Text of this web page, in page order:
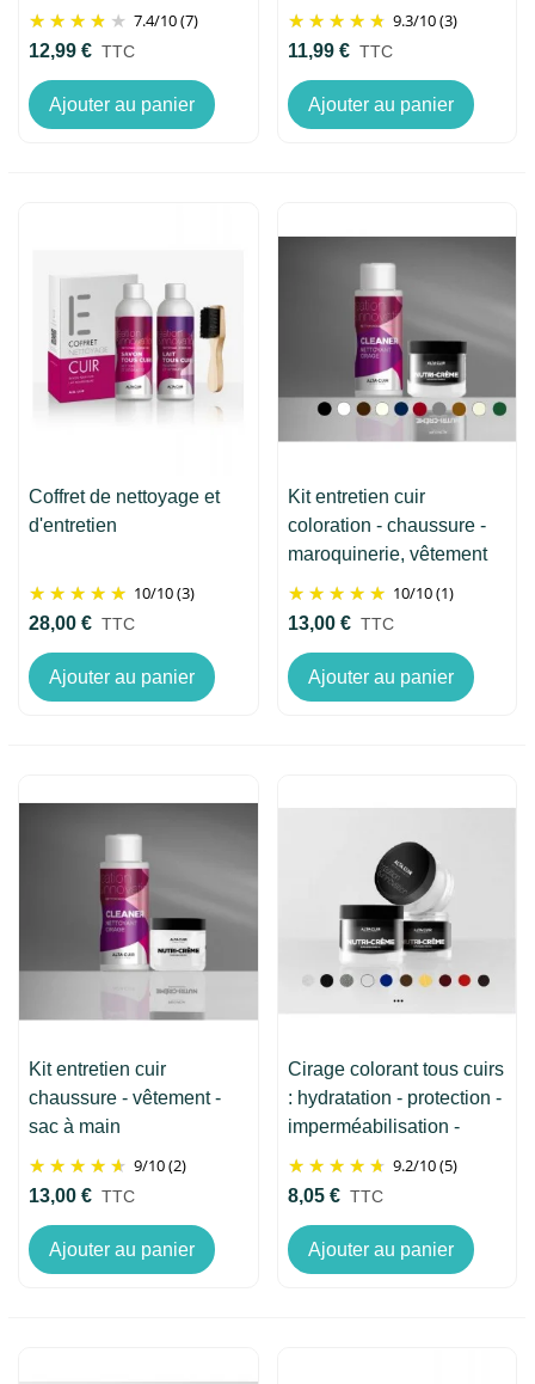
7.4/10(7)
12,99 € TTC
Ajouter au panier
9.3/10(3)
11,99 € TTC
Ajouter au panier
Coffret de nettoyage et
d'entretien
10/10(3)
28,00 € TTC
Ajouter au panier
Kit entretien cuir
coloration - chaussure -
maroquinerie, vêtement
10/10(1)
13,00 € TTC
Ajouter au panier
Kit entretien cuir
chaussure - vêtement -
sac à main
9/10(2)
13,00 € TTC
Ajouter au panier
Cirage colorant tous cuirs
: hydratation - protection -
imperméabilisation -
brillance
9.2/10(5)
8,05 € TTC
Ajouter au panier